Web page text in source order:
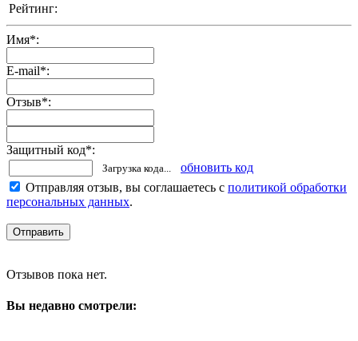
Рейтинг:
Имя*:
E-mail*:
Отзыв*:
Защитный код*:
Загрузка кода...
обновить код
Отправляя отзыв, вы соглашаетесь с политикой обработки
персональных данных.
Отзывов пока нет.
Вы недавно смотрели: